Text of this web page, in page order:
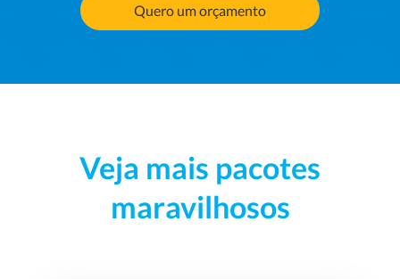
Quero um orçamento
Veja mais pacotes
maravilhosos